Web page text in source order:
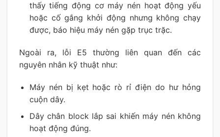
thấy tiếng động cơ máy nén hoạt động yếu
hoặc cố gắng khởi động nhưng không chạy
được, báo hiệu máy nén gặp trục trặc.
Ngoài ra, lỗi E5 thường liên quan đến các
nguyên nhân kỹ thuật như:
Máy nén bị kẹt hoặc rò rỉ điện do hư hỏng
cuộn dây.
Dây chân block lắp sai khiến máy nén không
hoạt động đúng.